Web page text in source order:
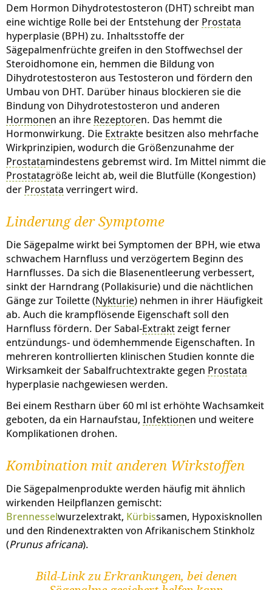
Dem Hormon Dihydrotestosteron (DHT) schreibt man
eine wichtige Rolle bei der Entstehung der Prostata
hyperplasie(BPH) zu. Inhaltsstoffe der
Sägepalmenfrüchte greifen in den Stoffwechsel der
Steroidhomone ein, hemmen die Bildung von
Dihydrotestosteron aus Testosteron und fördern den
Umbau von DHT. Darüber hinaus blockieren sie die
Bindung von Dihydrotestosteron und anderen
Hormonen an ihre Rezeptoren. Das hemmt die
Hormonwirkung. Die Extrakte besitzen also mehrfache
Wirkprinzipien, wodurch die Größenzunahme der
Prostatamindestens gebremst wird. Im Mittel nimmt die
Prostatagröße leicht ab, weil die Blutfülle (Kongestion)
der Prostata verringert wird.
Linderung der Symptome
Die Sägepalme wirkt bei Symptomen der BPH, wie etwa
schwachem Harnfluss und verzögertem Beginn des
Harnflusses. Da sich die Blasenentleerung verbessert,
sinkt der Harndrang (Pollakisurie) und die nächtlichen
Gänge zur Toilette (Nykturie) nehmen in ihrer Häufigkeit
ab. Auch die krampflösende Eigenschaft soll den
Harnfluss fördern. Der Sabal-Extraktzeigt ferner
entzündungs- und ödemhemmende Eigenschaften. In
mehreren kontrollierten klinischen Studien konnte die
Wirksamkeit der Sabalfruchtextrakte gegen Prostata
hyperplasie nachgewiesen werden.
Bei einem Restharn über 60 ml ist erhöhte Wachsamkeit
geboten, da ein Harnaufstau, Infektionen und weitere
Komplikationen drohen.
Kombination mit anderen Wirkstoffen
Die Sägepalmenprodukte werden häufig mit ähnlich
wirkenden Heilpflanzen gemischt:
Brennesselwurzelextrakt, Kürbissamen, Hypoxisknollen
und den Rindenextrakten von Afrikanischem Stinkholz
(Prunus africana).
Bild-Link zu Erkrankungen, bei denen